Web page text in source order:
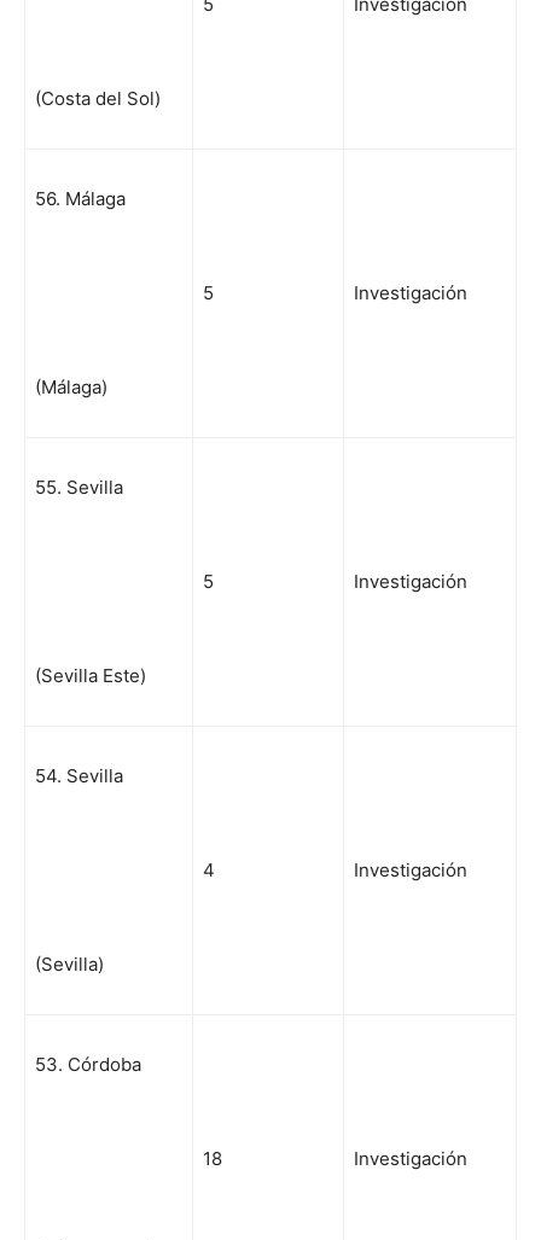
(Costa del Sol)
56. Málaga
(Málaga)
5 Investigación
55. Sevilla
(Sevilla Este)
5 Investigación
54. Sevilla
(Sevilla)
4 Investigación
53. Córdoba
18 Investigación